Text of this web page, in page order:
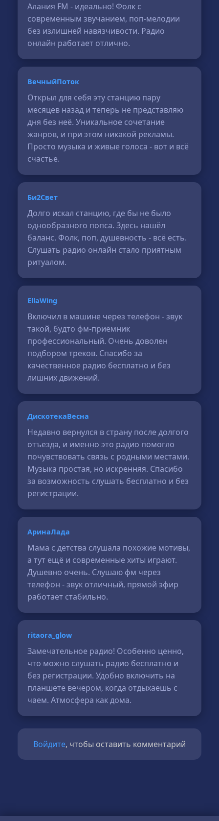
Алания FM - идеально! Фолк с
современным звучанием, поп-мелодии
без излишней навязчивости. Радио
онлайн работает отлично.
ВечныйПоток
Открыл для себя эту станцию пару
месяцев назад и теперь не представляю
дня без неё. Уникальное сочетание
жанров, и при этом никакой рекламы.
Просто музыка и живые голоса - вот и всё
счастье.
Би2Свет
Долго искал станцию, где бы не было
однообразного попса. Здесь нашёл
баланс. Фолк, поп, душевность - всё есть.
Слушать радио онлайн стало приятным
ритуалом.
EllaWing
Включил в машине через телефон - звук
такой, будто фм-приёмник
профессиональный. Очень доволен
подбором треков. Спасибо за
качественное радио бесплатно и без
лишних движений.
ДискотекаВесна
Недавно вернулся в страну после долгого
отъезда, и именно это радио помогло
почувствовать связь с родными местами.
Музыка простая, но искренняя. Спасибо
за возможность слушать бесплатно и без
регистрации.
АринаЛада
Мама с детства слушала похожие мотивы,
а тут ещё и современные хиты играют.
Душевно очень. Слушаю фм через
телефон - звук отличный, прямой эфир
работает стабильно.
ritaora_glow
Замечательное радио! Особенно ценно,
что можно слушать радио бесплатно и
без регистрации. Удобно включить на
планшете вечером, когда отдыхаешь с
чаем. Атмосфера как дома.
Войдите, чтобы оставить комментарий